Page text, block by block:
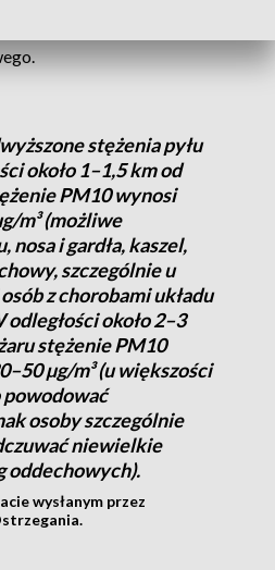
stężenia pyłu
około 1–1,5 km od
PM10 wynosi
m³ (możliwe
nosa i gardła, kaszel,
szczególnie u
z chorobami układu
około 2–3
stężenie PM10
µg/m³ (u większości
osoby szczególnie
niewielkie
oddechowych).
wysłanym przez